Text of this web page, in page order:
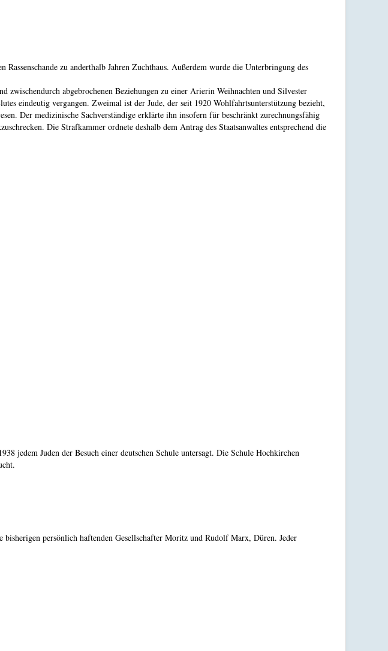
zu anderthalb Jahren Zuchthaus. Außerdem wurde die Unterbringung des
abgebrochenen Beziehungen zu einer Arierin Weihnachten und Silvester
eindeutig vergangen. Zweimal ist der Jude, der seit 1920 Wohlfahrtsunterstützung bezieht,
Der medizinische Sachverständige erklärte ihn insofern für beschränkt zurechnungsfähig
Die Strafkammer ordnete deshalb dem Antrag des Staatsanwaltes entsprechend die
jedem Juden der Besuch einer deutschen Schule untersagt. Die Schule Hochkirchen
persönlich haftenden Gesellschafter Moritz und Rudolf Marx, Düren. Jeder